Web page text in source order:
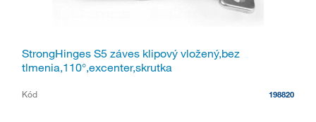
StrongHinges S5 záves klipový vložený,bez
tlmenia,110°,excenter,skrutka
Kód 198820